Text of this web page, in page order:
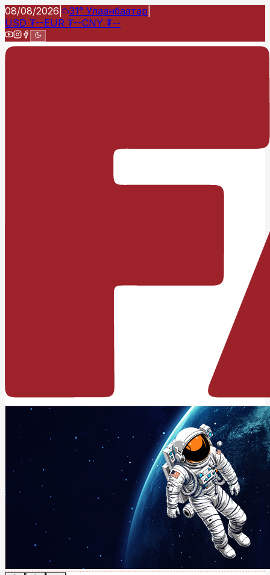
08/08/2026 31° Улаанбаатар
USD ₮--EUR ₮--CNY ₮--